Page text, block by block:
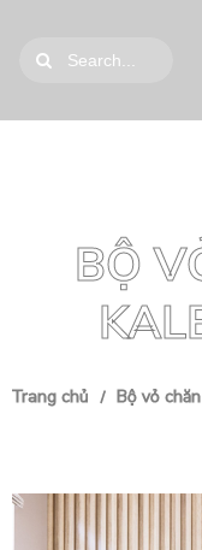
BỘ
Trang chủ Bộ vỏ